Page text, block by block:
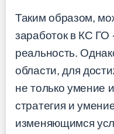
Таким образом,
заработок в КС ГО
реальность.
области, для
не только умение
стратегия и
изменяющимся